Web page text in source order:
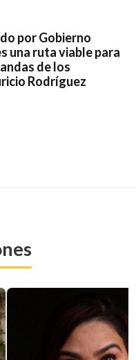
por Gobierno
una ruta viable para
de los
Rodríguez